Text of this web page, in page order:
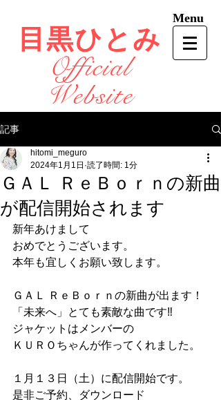
Menu
目黒ひとみ
Official
Website
記事
ＧＡＬ ＲｅＢｏｒｎの新曲
が配信開始されます
hitomi_meguro
2024年1月1日 読了時間: 1分
新年あけまして
おめでとうございます。
本年も宜しくお願い致します。
ＧＡＬ ＲｅＢｏｒｎの新曲が出ます！
「未来へ」とても素敵な曲です‼
ジャケットはメンバーの
ＫＵＲＯちゃんが作ってくれました。
１月１３日（土）に配信開始です。
是非ご予約、ダウンロード